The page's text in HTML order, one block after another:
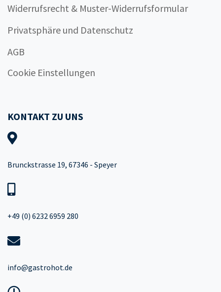
Widerrufsrecht & Muster-Widerrufsformular
Privatsphäre und Datenschutz
AGB
Cookie Einstellungen
KONTAKT ZU UNS
Brunckstrasse 19, 67346 - Speyer
+49 (0) 6232 6959 280
info@gastrohot.de